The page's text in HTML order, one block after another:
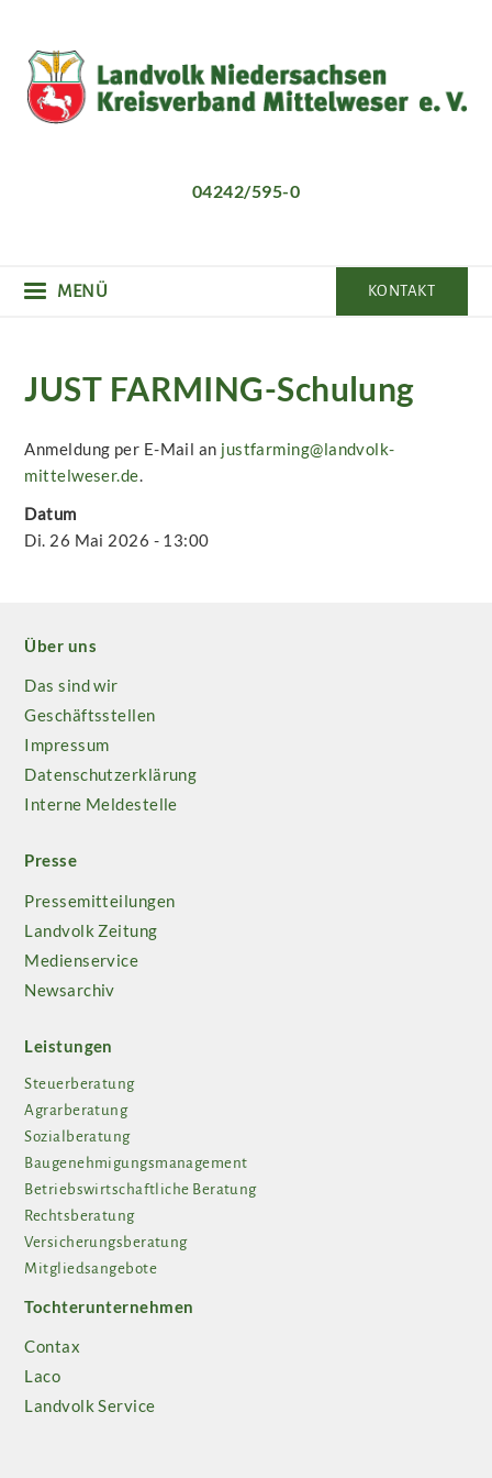
Inhalt
04242/595-0
MENÜ KONTAKT
JUST FARMING-Schulung
Anmeldung per E-Mail an justfarming@landvolk-
mittelweser.de.
Datum
Di. 26 Mai 2026 - 13:00
Über uns
Das sind wir
Geschäftsstellen
Impressum
Datenschutzerklärung
Interne Meldestelle
Presse
Pressemitteilungen
Landvolk Zeitung
Medienservice
Newsarchiv
Leistungen
Steuerberatung
Agrarberatung
Sozialberatung
Baugenehmigungsmanagement
Betriebswirtschaftliche Beratung
Rechtsberatung
Versicherungsberatung
Mitgliedsangebote
Tochterunternehmen
Contax
Laco
Landvolk Service